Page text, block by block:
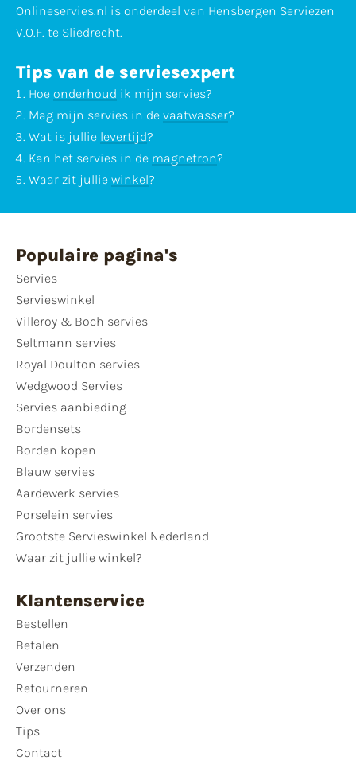
Onlineservies.nl is onderdeel van Hensbergen Serviezen
V.O.F. te Sliedrecht.
Tips van de serviesexpert
Hoe onderhoud ik mijn servies?
Mag mijn servies in de vaatwasser?
Wat is jullie levertijd?
Kan het servies in de magnetron?
Waar zit jullie winkel?
Populaire pagina's
Servies
Servieswinkel
Villeroy & Boch servies
Seltmann servies
Royal Doulton servies
Wedgwood Servies
Servies aanbieding
Bordensets
Borden kopen
Blauw servies
Aardewerk servies
Porselein servies
Grootste Servieswinkel Nederland
Waar zit jullie winkel?
Klantenservice
Bestellen
Betalen
Verzenden
Retourneren
Over ons
Tips
Contact